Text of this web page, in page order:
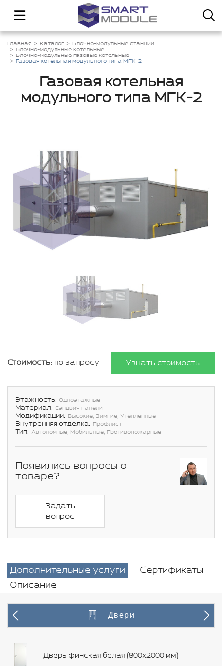
Главная Каталог
Блочно-модульные станции
Блочно-модульные котельные
Блочно-модульные газовые котельные
Газовая котельная модульного типа МГК-2
Газовая котельная
модульного типа МГК-2
Стоимость: по запросу Узнать стоимость
Этажность: Одноэтажные
Материал: Сэндвич панели
Модификации: Высокие, Зимние, Утепленные
Внутренняя отделка: Профлист
Тип: Автономные, Мобильные, Противопожарные
Появились вопросы о
товаре?
Задать
вопрос
Дополнительные услуги
Сертификаты
Описание
Двери
Дверь финская белая (800х2000 мм)